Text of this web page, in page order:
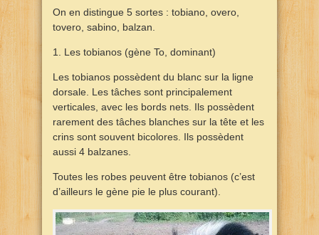
On en distingue 5 sortes : tobiano, overo,
tovero, sabino, balzan.
1. Les tobianos (gène To, dominant)
Les tobianos possèdent du blanc sur la ligne
dorsale. Les tâches sont principalement
verticales, avec les bords nets. Ils possèdent
rarement des tâches blanches sur la tête et les
crins sont souvent bicolores. Ils possèdent
aussi 4 balzanes.
Toutes les robes peuvent être tobianos (c’est
d’ailleurs le gène pie le plus courant).